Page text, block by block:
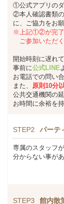
①公式アプリの
②本人確認書類
に、ご協力をお
※上記①②が完了
ご参加いただく
開始時刻に遅れ
事前に公式LINE
お電話での問い
また、 原則10分
公共交通機関の
お時間に余裕を
STEP2 パーテ
専属のスタッフ
分からない事が
STEP3 館内散